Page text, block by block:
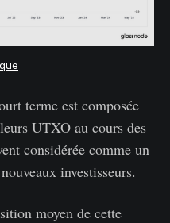
terme est composée
UTXO au cours des
considérée comme un
investisseurs.
moyen de cette